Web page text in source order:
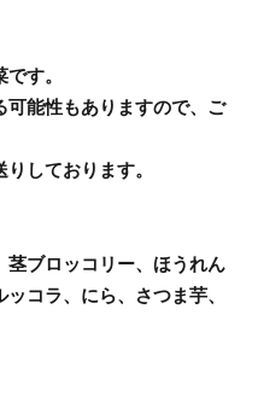
す。
可能性もありますので、ご
しております。
ブロッコリー、ほうれん
コラ、にら、さつま芋、